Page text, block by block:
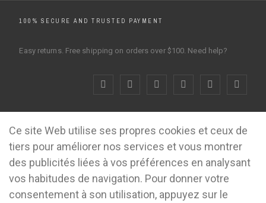
100% SECURE AND TRUSTED PAYMENT
Easy returns. Free shipping on orders over $100. Need help?
Ce site Web utilise ses propres cookies et ceux de
tiers pour améliorer nos services et vous montrer
des publicités liées à vos préférences en analysant
vos habitudes de navigation. Pour donner votre
consentement à son utilisation, appuyez sur le